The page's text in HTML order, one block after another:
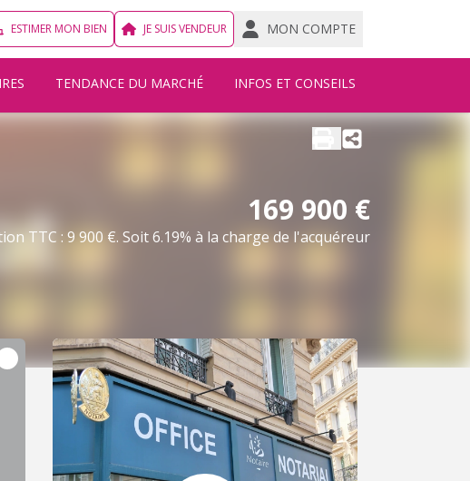
ESTIMER MON BIEN JE SUIS VENDEUR MON COMPTE
TENDANCE DU MARCHÉ INFOS ET CONSEILS
169 900 €
TTC : 9 900 €. Soit 6.19% à la charge de l'acquéreur